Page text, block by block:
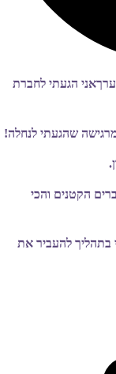
ערךאני הגעתי לחברת
שהגעתי לנחלה!
הקטנים והכי
בתהליך להעביר את